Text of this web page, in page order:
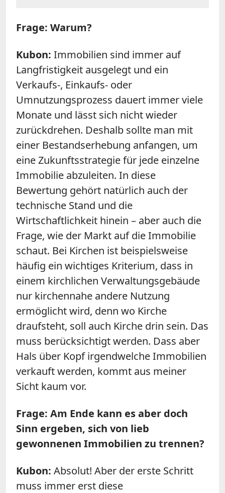
Frage: Warum?
Kubon: Immobilien sind immer auf
Langfristigkeit ausgelegt und ein
Verkaufs-, Einkaufs- oder
Umnutzungsprozess dauert immer viele
Monate und lässt sich nicht wieder
zurückdrehen. Deshalb sollte man mit
einer Bestandserhebung anfangen, um
eine Zukunftsstrategie für jede einzelne
Immobilie abzuleiten. In diese
Bewertung gehört natürlich auch der
technische Stand und die
Wirtschaftlichkeit hinein – aber auch die
Frage, wie der Markt auf die Immobilie
schaut. Bei Kirchen ist beispielsweise
häufig ein wichtiges Kriterium, dass in
einem kirchlichen Verwaltungsgebäude
nur kirchennahe andere Nutzung
ermöglicht wird, denn wo Kirche
draufsteht, soll auch Kirche drin sein. Das
muss berücksichtigt werden. Dass aber
Hals über Kopf irgendwelche Immobilien
verkauft werden, kommt aus meiner
Sicht kaum vor.
Frage: Am Ende kann es aber doch
Sinn ergeben, sich von lieb
gewonnenen Immobilien zu trennen?
Kubon: Absolut! Aber der erste Schritt
muss immer erst diese